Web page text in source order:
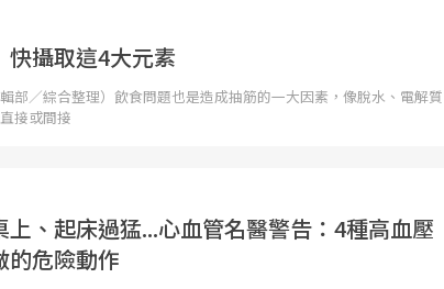
攝取這4大元素
輯部／綜合整理）飲食問題也是造成抽筋的一大因素，像脫水、電解質
接或間接
上、起床過猛...心血管名醫警告：4種高血壓
的危險動作